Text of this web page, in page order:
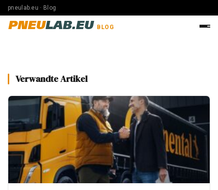
pneulab.eu · Blog
PNEULAB.EU BLOG
Verwandte Artikel